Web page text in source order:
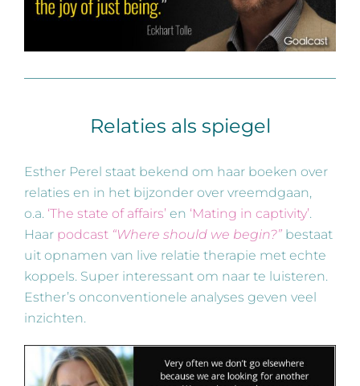
Relaties als spiegel
Esther Perel staat bekend om haar boeken over
relaties en in het bijzonder over vreemdgaan,
o.a. ‘The state of affairs’ en ‘Mating in captivity’.
Haar podcast “Where should we begin?” bestaat
uit opnamen van live relatie therapie met echte
koppels. Super interessant om naar te luisteren.
Esther’s onconventionele analyses geven veel
inzichten.